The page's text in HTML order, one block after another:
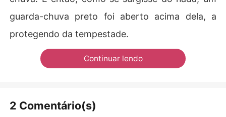
guarda-chuva preto foi aberto acima dela, a
protegendo da tempestade.
Continuar lendo
2 Comentário(s)